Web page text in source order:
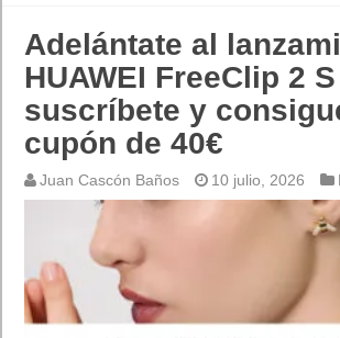
Adelántate al
HUAWEI FreeClip 2 S
suscríbete y
cupón de 40€
Juan Cascón Baños 10 julio, 2026